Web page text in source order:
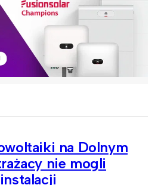
na Dolnym
nie mogli